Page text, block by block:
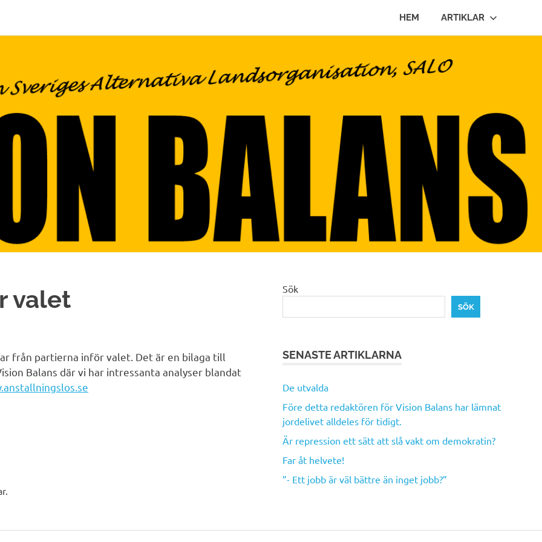
HEM ARTIKLAR
valet
från partierna inför valet. Det är en bilaga till
Balans där vi har intressanta analyser blandat
Sök
SÖK
SENASTE ARTIKLARNA
De utvalda
Före detta redaktören för Vision Balans har lämnat
jordelivet alldeles för tidigt.
Är repression ett sätt att slå vakt om demokratin?
Far åt helvete!
”- Ett jobb är väl bättre än inget jobb?”